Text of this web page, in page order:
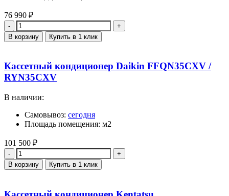
76 990 ₽
Количество
В корзину Купить в 1 клик
Кассетный кондиционер Daikin FFQN35CXV /
RYN35CXV
В наличии:
Самовывоз: сегодня
Площадь помещения: м2
101 500 ₽
Количество
В корзину Купить в 1 клик